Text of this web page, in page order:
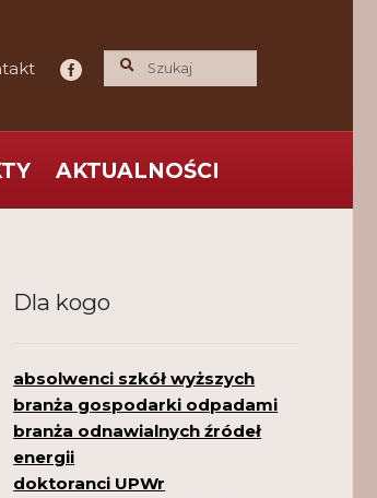
AKTUALNOŚCI
Dla kogo
absolwenci szkół wyższych
branża gospodarki odpadami
branża odnawialnych źródeł
energii
doktoranci UPWr